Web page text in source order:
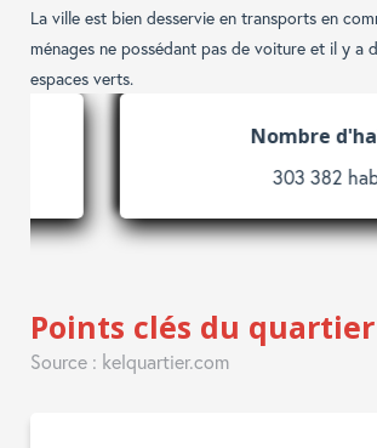
Points clés du quartier
Source : kelquartier.com
La ville est bien desservie en transports en
ménages ne possédant pas de voiture et il y a
espaces verts.
Nombre d'habitants
303 382 habitants